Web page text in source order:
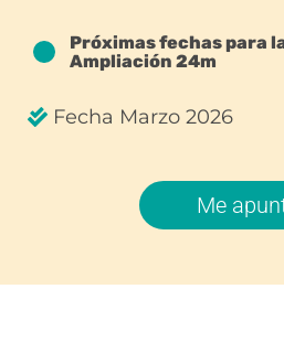
Próximas fechas para
Ampliación 24m
Fecha Marzo 2026
Me